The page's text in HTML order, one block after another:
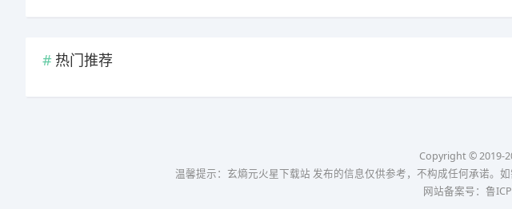
热门推荐
Copyright © 2019-
温馨提示：玄熵元火星下载站 发布的信息仅供参考，不构成任何承诺。
网站备案号： 鲁